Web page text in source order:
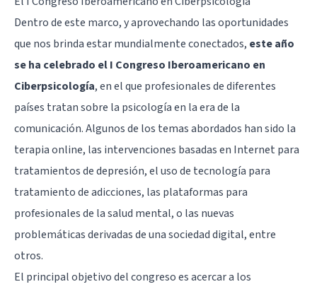
Dentro de este marco, y aprovechando las oportunidades
que nos brinda estar mundialmente conectados, este año
se ha celebrado el I Congreso Iberoamericano en
Ciberpsicología, en el que profesionales de diferentes
países tratan sobre la psicología en la era de la
comunicación. Algunos de los temas abordados han sido la
terapia online, las intervenciones basadas en Internet para
tratamientos de depresión, el uso de tecnología para
tratamiento de adicciones, las plataformas para
profesionales de la salud mental, o las nuevas
problemáticas derivadas de una sociedad digital, entre
otros.
El principal objetivo del congreso es acercar a los